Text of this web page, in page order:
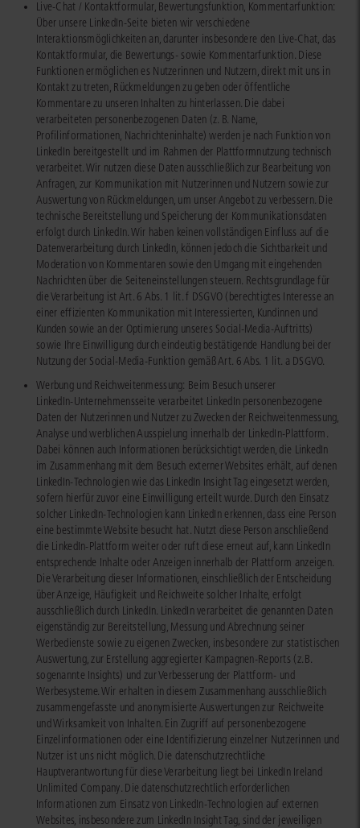
Live-Chat / Kontaktformular, Bewertungsfunktion, Kommentarfunktion:
Über unsere LinkedIn-Seite bieten wir verschiedene
Interaktionsmöglichkeiten an, darunter insbesondere den Live-Chat, das
Kontaktformular, die Bewertungs- sowie Kommentarfunktion. Diese
Funktionen ermöglichen es Nutzerinnen und Nutzern, direkt mit uns in
Kontakt zu treten, Rückmeldungen zu geben oder öffentliche
Kommentare zu unseren Inhalten zu hinterlassen. Die dabei
verarbeiteten personenbezogenen Daten (z. B. Name,
Profilinformationen, Nachrichteninhalte) werden je nach Funktion von
LinkedIn bereitgestellt und im Rahmen der Plattformnutzung technisch
verarbeitet. Wir nutzen diese Daten ausschließlich zur Bearbeitung von
Anfragen, zur Kommunikation mit Nutzerinnen und Nutzern sowie zur
Auswertung von Rückmeldungen, um unser Angebot zu verbessern. Die
technische Bereitstellung und Speicherung der Kommunikationsdaten
erfolgt durch LinkedIn. Wir haben keinen vollständigen Einfluss auf die
Datenverarbeitung durch LinkedIn, können jedoch die Sichtbarkeit und
Moderation von Kommentaren sowie den Umgang mit eingehenden
Nachrichten über die Seiteneinstellungen steuern. Rechtsgrundlage für
die Verarbeitung ist Art. 6 Abs. 1 lit. f DSGVO (berechtigtes Interesse an
einer effizienten Kommunikation mit Interessierten, Kundinnen und
Kunden sowie an der Optimierung unseres Social-Media-Auftritts)
sowie Ihre Einwilligung durch eindeutig bestätigende Handlung bei der
Nutzung der Social-Media-Funktion gemäß Art. 6 Abs. 1 lit. a DSGVO.
Werbung und Reichweitenmessung: Beim Besuch unserer
LinkedIn‑Unternehmensseite verarbeitet LinkedIn personenbezogene
Daten der Nutzerinnen und Nutzer zu Zwecken der Reichweitenmessung,
Analyse und werblichen Ausspielung innerhalb der LinkedIn‑Plattform.
Dabei können auch Informationen berücksichtigt werden, die LinkedIn
im Zusammenhang mit dem Besuch externer Websites erhält, auf denen
LinkedIn‑Technologien wie das LinkedIn Insight Tag eingesetzt werden,
sofern hierfür zuvor eine Einwilligung erteilt wurde. Durch den Einsatz
solcher LinkedIn‑Technologien kann LinkedIn erkennen, dass eine Person
eine bestimmte Website besucht hat. Nutzt diese Person anschließend
die LinkedIn‑Plattform weiter oder ruft diese erneut auf, kann LinkedIn
entsprechende Inhalte oder Anzeigen innerhalb der Plattform anzeigen.
Die Verarbeitung dieser Informationen, einschließlich der Entscheidung
über Anzeige, Häufigkeit und Reichweite solcher Inhalte, erfolgt
ausschließlich durch LinkedIn. LinkedIn verarbeitet die genannten Daten
eigenständig zur Bereitstellung, Messung und Abrechnung seiner
Werbedienste sowie zu eigenen Zwecken, insbesondere zur statistischen
Auswertung, zur Erstellung aggregierter Kampagnen‑Reports (z. B.
sogenannte Insights) und zur Verbesserung der Plattform‑ und
Werbesysteme. Wir erhalten in diesem Zusammenhang ausschließlich
zusammengefasste und anonymisierte Auswertungen zur Reichweite
und Wirksamkeit von Inhalten. Ein Zugriff auf personenbezogene
Einzelinformationen oder eine Identifizierung einzelner Nutzerinnen und
Nutzer ist uns nicht möglich. Die datenschutzrechtliche
Hauptverantwortung für diese Verarbeitung liegt bei LinkedIn Ireland
Unlimited Company. Die datenschutzrechtlich erforderlichen
Informationen zum Einsatz von LinkedIn‑Technologien auf externen
Websites, insbesondere zum LinkedIn Insight Tag, sind der jeweiligen